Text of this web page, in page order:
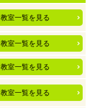
教室一覧を見る
教室一覧を見る
教室一覧を見る
教室一覧を見る